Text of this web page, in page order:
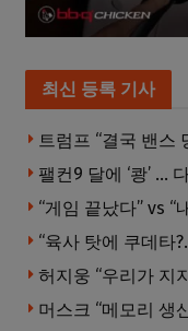
최신 등록 기사
“육사 탓에 쿠데타
허지웅 “우리가 지